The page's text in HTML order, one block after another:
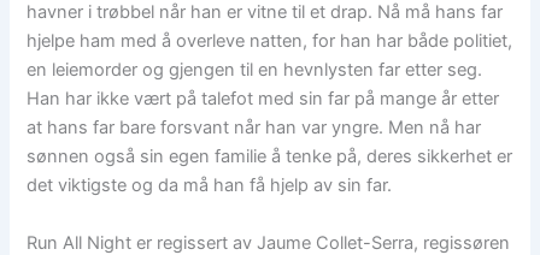
havner i trøbbel når han er vitne til et drap. Nå må hans far
hjelpe ham med å overleve natten, for han har både politiet,
en leiemorder og gjengen til en hevnlysten far etter seg.
Han har ikke vært på talefot med sin far på mange år etter
at hans far bare forsvant når han var yngre. Men nå har
sønnen også sin egen familie å tenke på, deres sikkerhet er
det viktigste og da må han få hjelp av sin far.
Run All Night er regissert av Jaume Collet-Serra, regissøren